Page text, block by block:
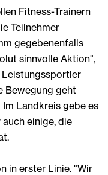
Fitness-Trainern
Teilnehmer
gegebenenfalls
sinnvolle Aktion",
Leistungssportler
Bewegung geht
Im Landkreis gebe es
einige, die
in erster Linie. "Wir